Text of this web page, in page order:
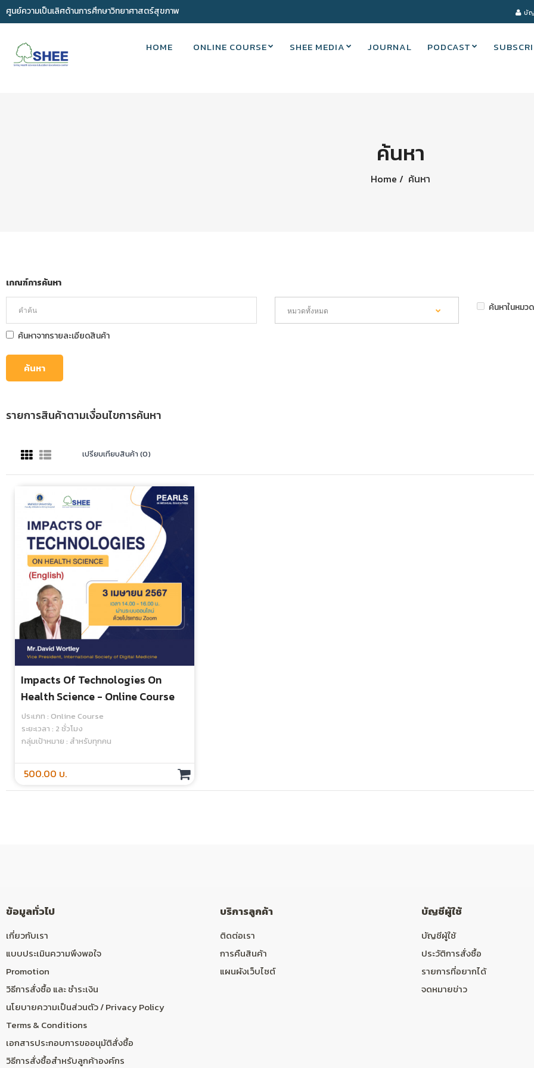
ศูนย์ความเป็นเลิศด้านการศึกษาวิทยาศาสตร์สุขภาพ บั
HOME ONLINE COURSE SHEE MEDIA JOURNAL PODCAST
ค้นหา
Home ค้นหา
เกณฑ์การค้นหา
ค้นหาในหมว
ค้นหาจากรายละเอียดสินค้า
รายการสินค้าตามเงื่อนไขการค้นหา
เปรียบเทียบสินค้า (0)
Impacts Of Technologies On
Health Science - Online Course
ประเภท : Online Course
ระยะเวลา : 2 ชั่วโมง
กลุ่มเป้าหมาย : สำหรับทุกคน
500.00 บ.
ข้อมูลทั่วไป
เกี่ยวกับเรา
แบบประเมินความพึงพอใจ
Promotion
วิธีการสั่งซื้อ และ ชำระเงิน
นโยบายความเป็นส่วนตัว / Privacy Policy
Terms & Conditions
เอกสารประกอบการขออนุมัติสั่งซื้อ
วิธีการสั่งซื้อสำหรับลูกค้าองค์กร
บริการลูกค้า
ติดต่อเรา
การคืนสินค้า
แผนผังเว็บไซต์
บัญชีผู้ใช้
บัญชีผู้ใช้
ประวัติการสั่งซื้อ
รายการที่อยากได้
จดหมายข่าว